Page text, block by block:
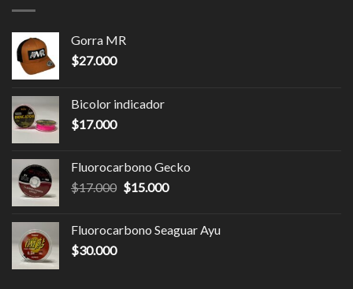
Gorra MR
$27.000
Bicolor indicador
$17.000
Fluorocarbono Gecko
$17.000 $15.000
Fluorocarbono Seaguar Ayu
$30.000